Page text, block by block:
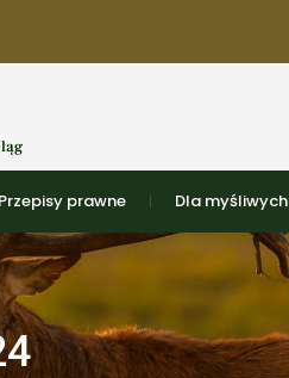
Przepisy prawne Dla myśliwych